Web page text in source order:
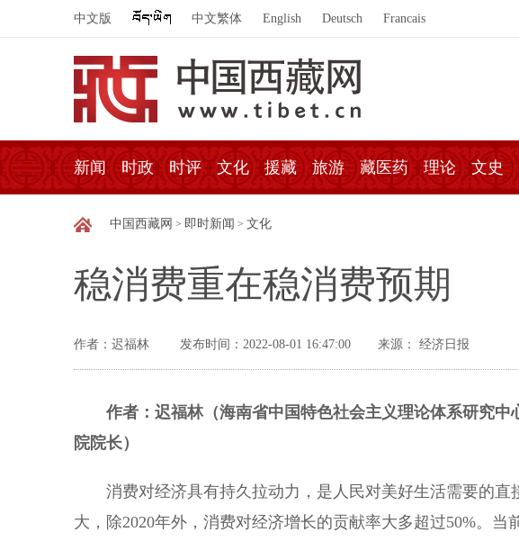
中文版 中文繁体 English Deutsch Francais
新闻 时政 时评 文化 援藏 旅游 藏医药 理论 文史
中国西藏网 > 即时新闻 > 文化
稳消费重在稳消费预期
作者：迟福林 发布时间：2022-08-01 16:47:00 来源： 经济日报
作者：迟福林（海南省中国特色社会主义理论体系研究
院院长）
消费对经济具有持久拉动力，是人民对美好生活需要的直
大，除2020年外，消费对经济增长的贡献率大多超过50%。